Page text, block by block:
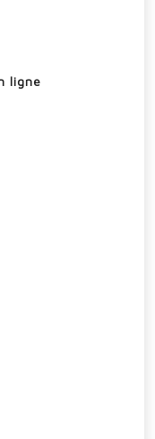
ligne